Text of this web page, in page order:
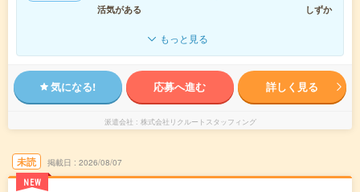
活気がある
しずか
もっと見る
気になる! 応募へ進む 詳しく見る
派遣会社 株式会社リクルートスタッフィング
未読
NEW
掲載日 2026/08/07